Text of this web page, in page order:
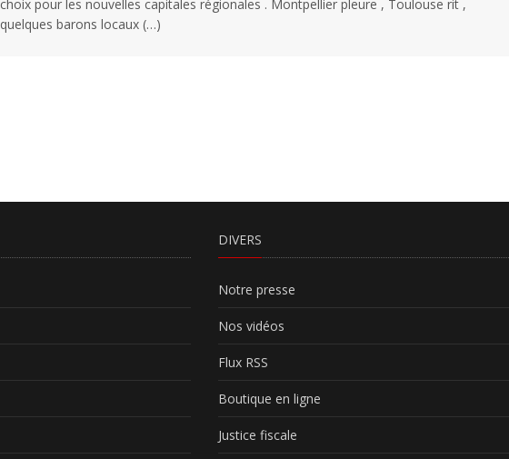
choix pour les nouvelles capitales régionales . Montpellier pleure , Toulouse rit ,
quelques barons locaux (…)
DIVERS
Notre presse
Nos vidéos
Flux RSS
Boutique en ligne
Justice fiscale